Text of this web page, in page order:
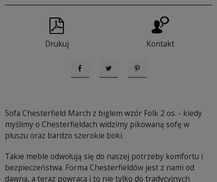
Drukuj Kontakt
UdostępnijTweetujPinterest
Sofa Chesterfield March z biglem wzór Folk 2 os. - kiedy
myślimy o Chesterfieldach widzimy pikowaną sofę w
pluszu oraz bardzo szerokie boki.
Takie meble odwołują się do naszej potrzeby komfortu i
bezpieczeństwa. Forma Chesterfieldów jest z nami od
dawna, a teraz powraca i to nie tylko do tradycyjnych